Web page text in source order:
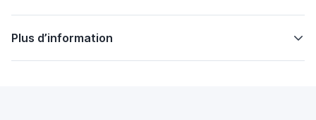
Plus d’information